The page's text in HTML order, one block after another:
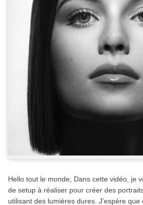
Hello tout le monde, Dans cette vidéo, je
de setup à réaliser pour créer des
utilisant des lumières dures. J’espère